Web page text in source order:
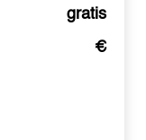
gratis
€